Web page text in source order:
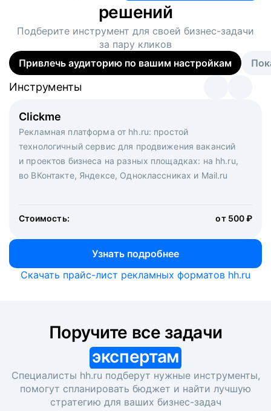
решений
Подберите инструмент для своей бизнес-задачи
за пару кликов
Привлечь аудиторию по вашим настройкам
Clickme
Рекламная платформа от hh.ru: простой
технологичный сервис для продвижения вакансий
и проектов бизнеса на разных площадках: на hh.ru,
во ВКонтакте, Яндексе, Одноклассниках и Mail.ru
Стоимость: от 500 ₽
Узнать подробнее
Инструменты
Вакансия дня
Рекламный формат для вакансий на главной странице
hh.ru. Увеличивает количество откликов
Инструменты
Массовый подбор под ключ. Решите, сколько
кандидатов и когда вам нужно, и за дело возьмутся
маркетологи, рекрутеры и проектные менеджеры
hh.ru с целым набором digital-инструментов
Инструменты
Скачать прайс-лист рекламных форматов hh.ru
экспертам
Специалисты hh.ru подберут нужные инструменты,
помогут спланировать бюджет и найти лучшую
стратегию для ваших бизнес-задач